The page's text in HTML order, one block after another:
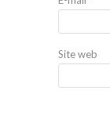
Site web